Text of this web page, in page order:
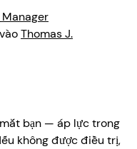
Manager
Thomas J.
bạn — áp lực trong
không được điều trị,